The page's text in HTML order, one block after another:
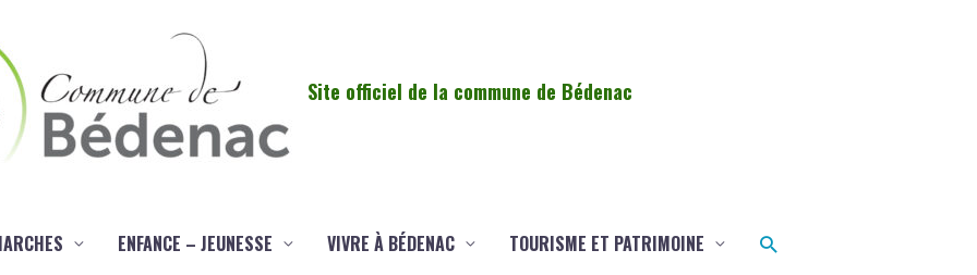
Site officiel de la commune de Bédenac
ENFANCE – JEUNESSE VIVRE À BÉDENAC TOURISME ET PATRIMOINE Rechercher